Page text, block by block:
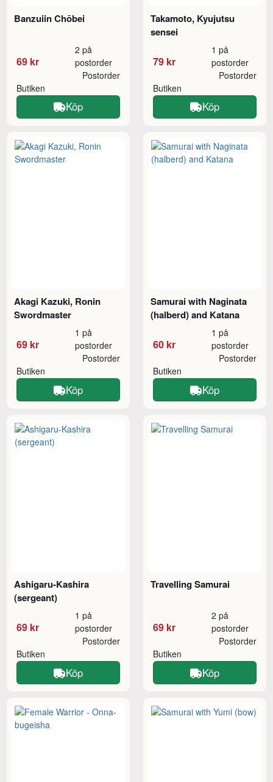
Banzuiin Chōbei
69 kr
2 på
postorder
Butiken
Postorder
Köp
Takamoto, Kyujutsu
sensei
79 kr
1 på
postorder
Butiken
Postorder
Köp
Akagi Kazuki, Ronin
Swordmaster
69 kr
1 på
postorder
Butiken
Postorder
Köp
Samurai with Naginata
(halberd) and Katana
60 kr
1 på
postorder
Butiken
Postorder
Köp
Ashigaru-Kashira
(sergeant)
69 kr
1 på
postorder
Butiken
Postorder
Köp
Travelling Samurai
69 kr
2 på
postorder
Butiken
Postorder
Köp